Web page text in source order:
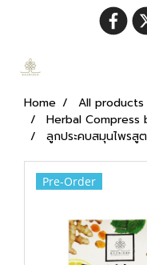
Home All products
Herbal Compress
ลูกประคบสมุนไพรสู
Pre-Order